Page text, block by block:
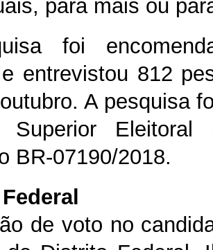
para mais ou
foi
e entrevistou 812
A pesquisa
Superior
BR-07190/2018.
de voto no